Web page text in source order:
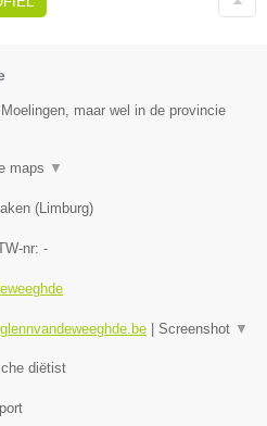
maar wel in de provincie
maps ▼
(Limburg)
nr: -
| Screenshot ▼
diëtist